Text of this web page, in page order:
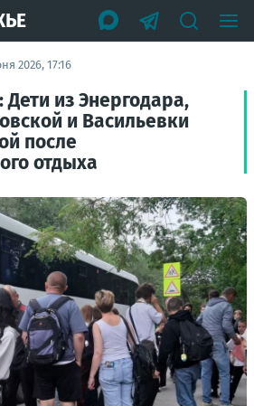
2026, 17:16
из Энергодара,
и Васильевки
после
отдыха